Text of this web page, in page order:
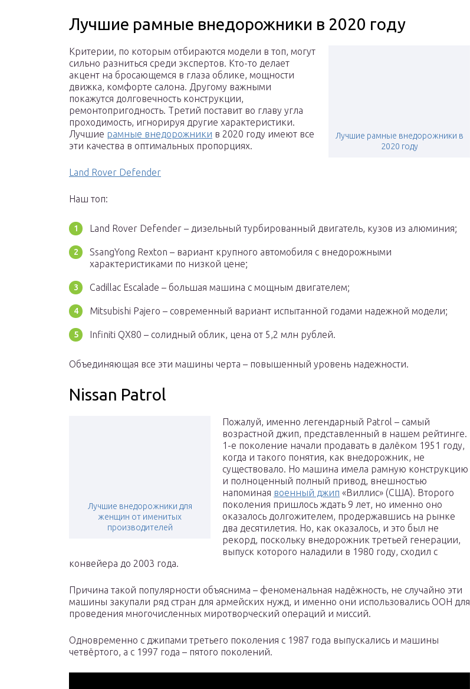
Лучшие рамные внедорожники в 2020 году
Лучшие рамные внедорожники в
2020 году
Критерии, по которым отбираются модели в топ, могут
сильно разниться среди экспертов. Кто-то делает
акцент на бросающемся в глаза облике, мощности
движка, комфорте салона. Другому важными
покажутся долговечность конструкции,
ремонтопригодность. Третий поставит во главу угла
проходимость, игнорируя другие характеристики.
Лучшие рамные внедорожники в 2020 году имеют все
эти качества в оптимальных пропорциях.
Land Rover Defender
Наш топ:
Land Rover Defender – дизельный турбированный двигатель, кузов из алюминия;
SsangYong Rexton – вариант крупного автомобиля с внедорожными
характеристиками по низкой цене;
Cadillac Escalade – большая машина с мощным двигателем;
Mitsubishi Pajero – современный вариант испытанной годами надежной модели;
Infiniti QX80 – солидный облик, цена от 5,2 млн рублей.
Объединяющая все эти машины черта – повышенный уровень надежности.
Nissan Patrol
Лучшие внедорожники для
женщин от именитых
производителей
Пожалуй, именно легендарный Patrol – самый
возрастной джип, представленный в нашем рейтинге.
1-е поколение начали продавать в далёком 1951 году,
когда и такого понятия, как внедорожник, не
существовало. Но машина имела рамную конструкцию
и полноценный полный привод, внешностью
напоминая военный джип «Виллис» (США). Второго
поколения пришлось ждать 9 лет, но именно оно
оказалось долгожителем, продержавшись на рынке
два десятилетия. Но, как оказалось, и это был не
рекорд, поскольку внедорожник третьей генерации,
выпуск которого наладили в 1980 году, сходил с
конвейера до 2003 года.
Причина такой популярности объяснима – феноменальная надёжность, не случайно эти
машины закупали ряд стран для армейских нужд, и именно они использовались ООН для
проведения многочисленных миротворческий операций и миссий.
Одновременно с джипами третьего поколения с 1987 года выпускались и машины
четвёртого, а с 1997 года – пятого поколений.